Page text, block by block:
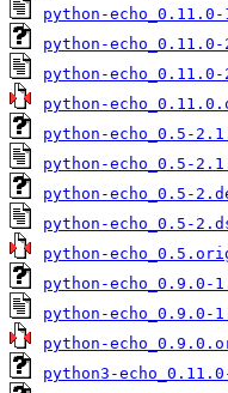
python-echo_0.11.0-
python-
python-echo_0.11.0-
python-
python-echo_0.5-
python-echo_0.5-
python-echo_0.5-
python-echo_0.5-
python-
python-echo_0.9.0-
python-echo_0.9.0-
python-
python3-